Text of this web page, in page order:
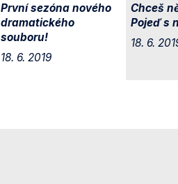
První sezóna nového
dramatického
souboru!
18. 6. 2019
Chceš
Pojeď s
18. 6.